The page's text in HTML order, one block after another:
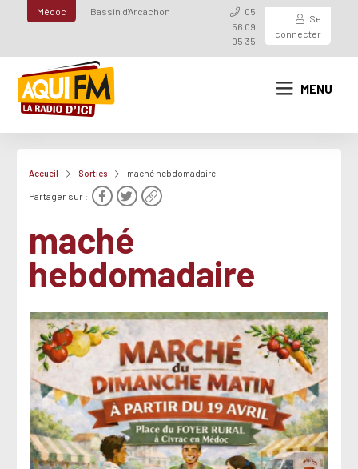
Médoc Bassin d'Arcachon
05
56 09
05 35
Se
connecter
MENU
Accueil Sorties maché hebdomadaire
Partager sur :
maché
hebdomadaire